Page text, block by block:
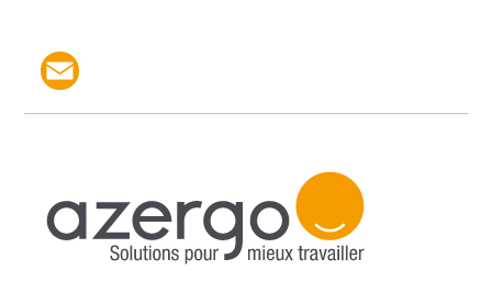
Partager le produit par